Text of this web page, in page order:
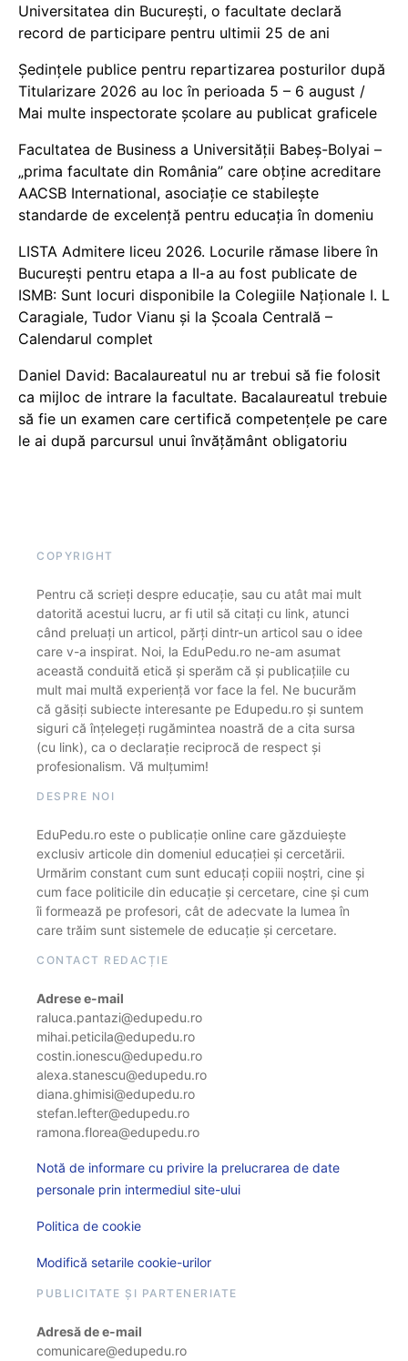
Universitatea din București, o facultate declară
record de participare pentru ultimii 25 de ani
Ședințele publice pentru repartizarea posturilor după
Titularizare 2026 au loc în perioada 5 – 6 august /
Mai multe inspectorate școlare au publicat graficele
Facultatea de Business a Universității Babeș-Bolyai –
„prima facultate din România” care obține acreditare
AACSB International, asociație ce stabilește
standarde de excelență pentru educația în domeniu
LISTA Admitere liceu 2026. Locurile rămase libere în
București pentru etapa a II-a au fost publicate de
ISMB: Sunt locuri disponibile la Colegiile Naționale I. L
Caragiale, Tudor Vianu și la Școala Centrală –
Calendarul complet
Daniel David: Bacalaureatul nu ar trebui să fie folosit
ca mijloc de intrare la facultate. Bacalaureatul trebuie
să fie un examen care certifică competențele pe care
le ai după parcursul unui învățământ obligatoriu
COPYRIGHT
Pentru că scrieți despre educație, sau cu atât mai mult
datorită acestui lucru, ar fi util să citați cu link, atunci
când preluați un articol, părți dintr-un articol sau o idee
care v-a inspirat. Noi, la EduPedu.ro ne-am asumat
această conduită etică și sperăm că și publicațiile cu
mult mai multă experiență vor face la fel. Ne bucurăm
că găsiți subiecte interesante pe Edupedu.ro și suntem
siguri că înțelegeți rugămintea noastră de a cita sursa
(cu link), ca o declarație reciprocă de respect și
profesionalism. Vă mulțumim!
DESPRE NOI
EduPedu.ro este o publicație online care găzduiește
exclusiv articole din domeniul educației și cercetării.
Urmărim constant cum sunt educați copiii noștri, cine și
cum face politicile din educație și cercetare, cine și cum
îi formează pe profesori, cât de adecvate la lumea în
care trăim sunt sistemele de educație și cercetare.
CONTACT REDACȚIE
Adrese e-mail
raluca.pantazi@edupedu.ro
mihai.peticila@edupedu.ro
costin.ionescu@edupedu.ro
alexa.stanescu@edupedu.ro
diana.ghimisi@edupedu.ro
stefan.lefter@edupedu.ro
ramona.florea@edupedu.ro
Notă de informare cu privire la prelucrarea de date
personale prin intermediul site-ului
Politica de cookie
Modifică setarile cookie-urilor
PUBLICITATE ȘI PARTENERIATE
Adresă de e-mail
comunicare@edupedu.ro